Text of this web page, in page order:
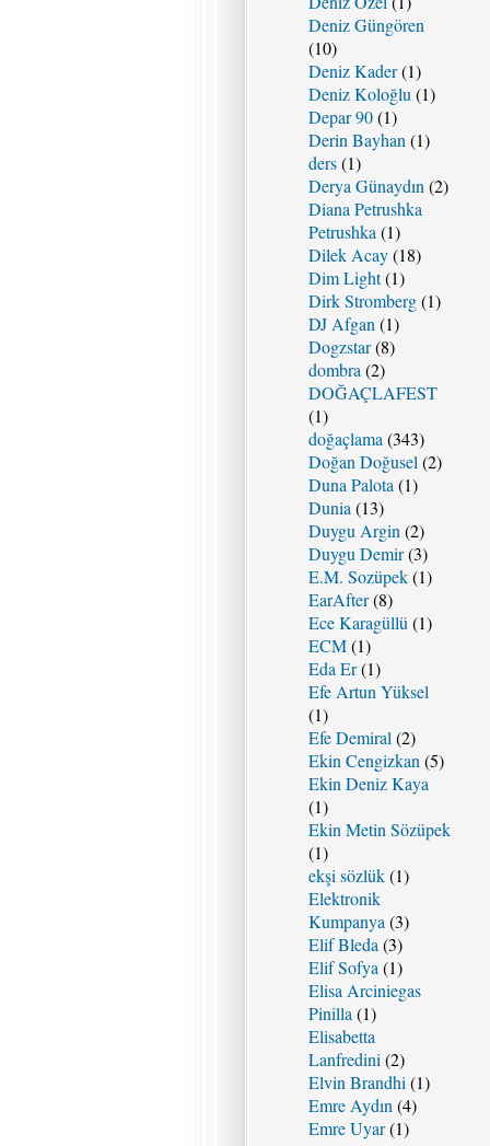
Deniz Güngören
(10)
Deniz Kader(1)
Deniz Koloğlu (1)
Depar 90(1)
Derin Bayhan (1)
ders(1)
Derya Günaydın (2)
Diana Petrushka
Petrushka (1)
Dilek Acay(18)
Dim Light(1)
Dirk Stromberg(1)
DJ Afgan (1)
Dogzstar(8)
dombra (2)
DOĞAÇLAFEST
(1)
doğaçlama (343)
Doğan Doğusel (2)
Duna Palota (1)
Dunia (13)
Duygu Argin (2)
Duygu Demir(3)
E.M. Sozüpek(1)
EarAfter(8)
Ece Karagüllü (1)
ECM(1)
Eda Er(1)
Efe Artun Yüksel
(1)
Efe Demiral (2)
Ekin Cengizkan (5)
Ekin Deniz Kaya
(1)
Ekin Metin Sözüpek
(1)
ekşi sözlük(1)
Elektronik
Kumpanya (3)
Elif Bleda (3)
Elif Sofya (1)
Elisa Arciniegas
Pinilla (1)
Elisabetta
Lanfredini (2)
Elvin Brandhi (1)
Emre Aydın (4)
Emre Uyar(1)